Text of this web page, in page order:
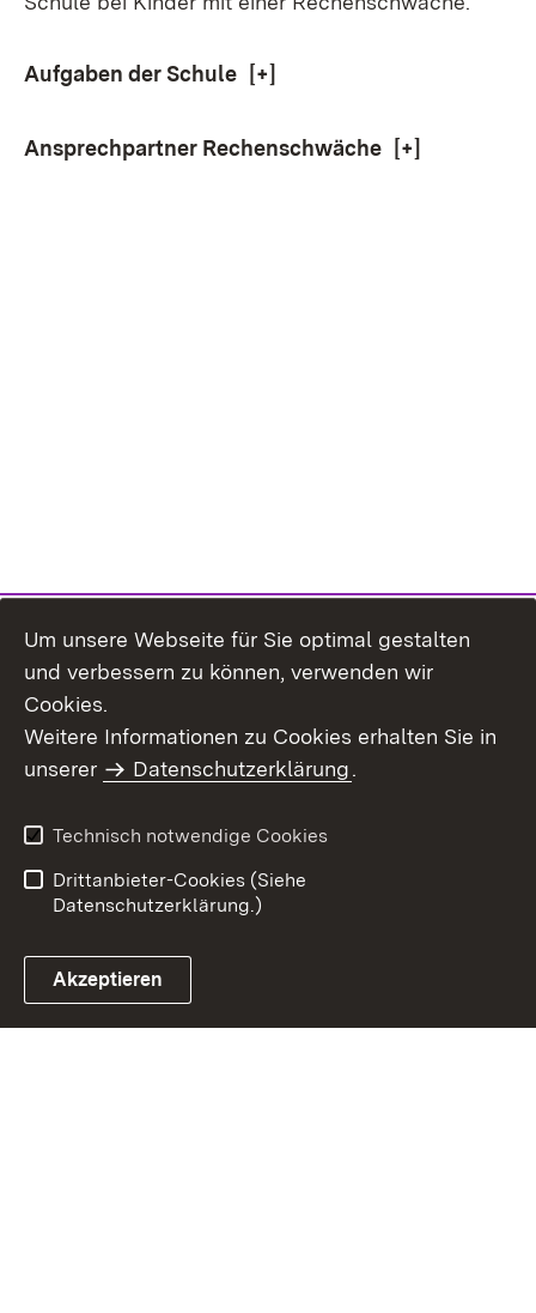
Aufgaben der Schule [+]
Ansprechpartner Rechenschwäche [+]
Benutzungshinweise
Erklärung zur
Um unsere Webseite für Sie optimal gestalten
und verbessern zu können, verwenden wir
Cookies.
Weitere Informationen zu Cookies erhalten Sie in
unserer
Datenschutzerklärung.
Technisch notwendige Cookies
Drittanbieter-Cookies (Siehe
Datenschutzerklärung.)
Akzeptieren